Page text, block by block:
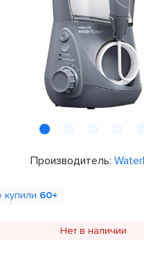
Производитель:
купили 60+
Нет в наличии